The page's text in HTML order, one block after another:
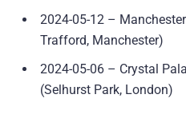
2024-05-12 –
Trafford, Manchester)
2024-05-06 – Crystal
(Selhurst Park, London)